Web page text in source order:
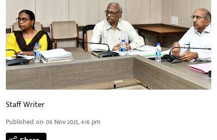
Staff Writer
Published on:06 Nov 2025, 4:16 pm